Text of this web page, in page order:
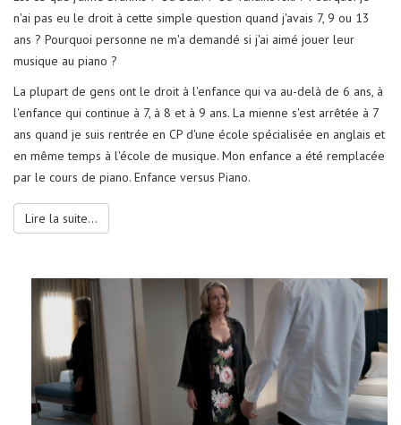
n'ai pas eu le droit à cette simple question quand j'avais 7, 9 ou 13
ans ? Pourquoi personne ne m'a demandé si j'ai aimé jouer leur
musique au piano ?
La plupart de gens ont le droit à l'enfance qui va au-delà de 6 ans, à
l'enfance qui continue à 7, à 8 et à 9 ans. La mienne s'est arrêtée à 7
ans quand je suis rentrée en CP d'une école spécialisée en anglais et
en même temps à l'école de musique. Mon enfance a été remplacée
par le cours de piano. Enfance versus Piano.
Lire la suite...